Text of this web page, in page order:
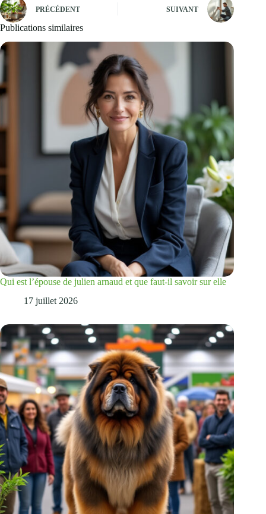
PRÉCÉDENT SUIVANT
Publications similaires
Qui est l’épouse de julien arnaud et que faut-il savoir sur elle
17 juillet 2026